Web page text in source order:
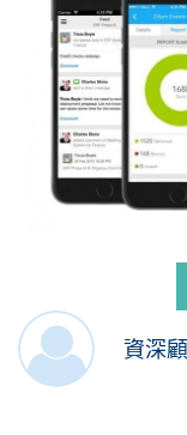
資深